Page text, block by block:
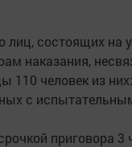
лиц, состоящих на
наказания,
110 человек из них:
с
приговора 3